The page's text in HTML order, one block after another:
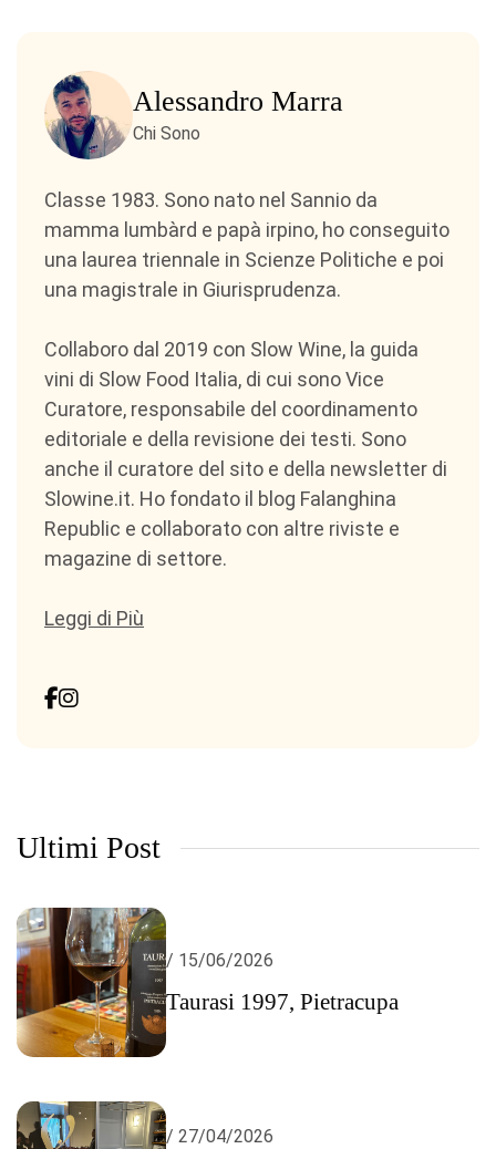
Alessandro Marra
Chi Sono
Classe 1983. Sono nato nel Sannio da
mamma lumbàrd e papà irpino, ho conseguito
una laurea triennale in Scienze Politiche e poi
una magistrale in Giurisprudenza.
Collaboro dal 2019 con Slow Wine, la guida
vini di Slow Food Italia, di cui sono Vice
Curatore, responsabile del coordinamento
editoriale e della revisione dei testi. Sono
anche il curatore del sito e della newsletter di
Slowine.it. Ho fondato il blog Falanghina
Republic e collaborato con altre riviste e
magazine di settore.
Leggi di Più
Ultimi Post
/ 15/06/2026
Taurasi 1997, Pietracupa
/ 27/04/2026